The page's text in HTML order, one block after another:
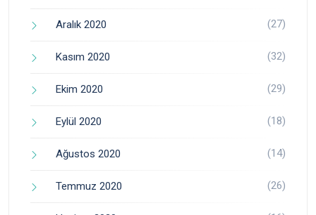
Aralık 2020 (27)
Kasım 2020 (32)
Ekim 2020 (29)
Eylül 2020 (18)
Ağustos 2020 (14)
Temmuz 2020 (26)